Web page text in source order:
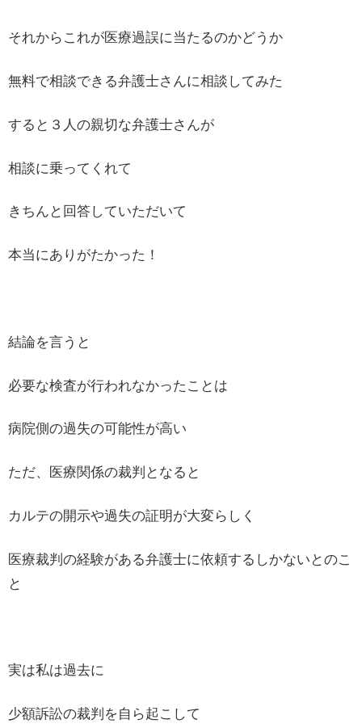
それからこれが医療過誤に当たるのかどうか
無料で相談できる弁護士さんに相談してみた
すると３人の親切な弁護士さんが
相談に乗ってくれて
きちんと回答していただいて
本当にありがたかった！
結論を言うと
必要な検査が行われなかったことは
病院側の過失の可能性が高い
ただ、医療関係の裁判となると
カルテの開示や過失の証明が大変らしく
医療裁判の経験がある弁護士に依頼するしかないとのこ
と
実は私は過去に
少額訴訟の裁判を自ら起こして